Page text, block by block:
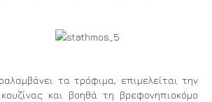
τα τρόφιμα, επιμελείται την
και βοηθά τη βρεφονηπιοκόμο